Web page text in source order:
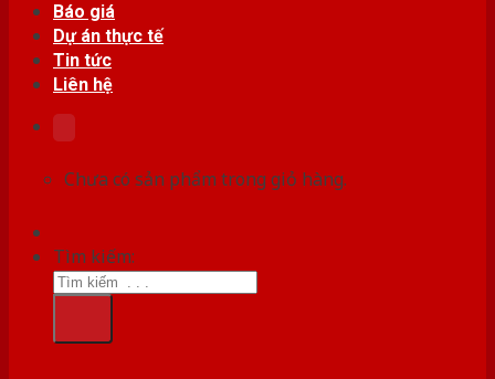
Báo giá
Dự án thực tế
Tin tức
Liên hệ
Chưa có sản phẩm trong giỏ hàng.
Tìm kiếm: